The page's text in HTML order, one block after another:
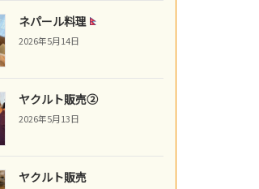
ネパール料理
2026年5月14日
ヤクルト販売②
2026年5月13日
ヤクルト販売